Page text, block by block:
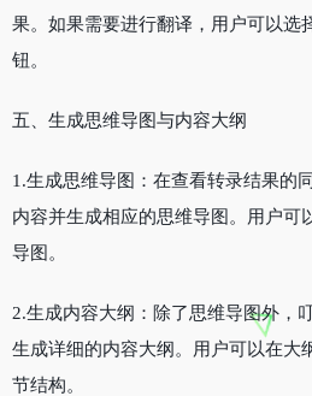
果。如果需要进行翻译，用户可以选
钮。
五、生成思维导图与内容大纲
1.生成思维导图：在查看转录结果的
内容并生成相应的思维导图。用户可
导图。
2.生成内容大纲：除了思维导图外，
生成详细的内容大纲。用户可以在大
节结构。